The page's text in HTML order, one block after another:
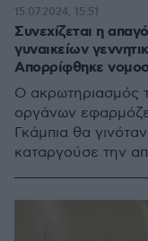
Συνεχίζεται η
γυναικείων
Απορρίφθηκε
Ο ακρωτηριασμός
οργάνων
Γκάμπια θα
καταργούσε την
15.07.2024, 15:51